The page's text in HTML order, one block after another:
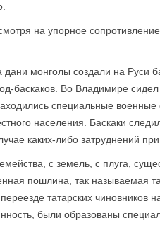
на упорное
монголы создали на Руси
баскаков. Во Владимире
специальные
населения. Баскаки
каких-либо затруднений
с земель, с плуга,
пошлина, так называемая
татарских
были образованы